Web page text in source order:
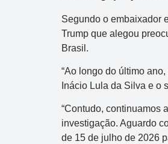
Segundo o embaixador
Trump que alegou
Brasil.
“Ao longo do último
Inácio Lula da Silva e o
“Contudo, continuamos
investigação. Aguardo
de 15 de julho de 2026
10 14
Data:05/
Acumulou:
Próximo